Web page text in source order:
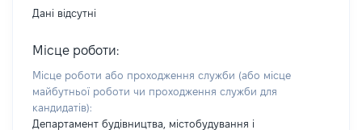
Дані відсутні
Місце роботи:
Місце роботи або проходження служби (або місце
майбутньої роботи чи проходження служби для
кандидатів):
Департамент будівництва, містобудування і